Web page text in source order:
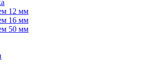
12 мм
16 мм
50 мм